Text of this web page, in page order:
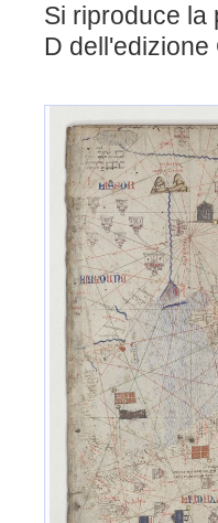
Si riproduce la
D